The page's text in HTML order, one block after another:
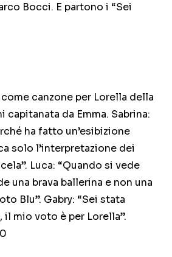
Bocci. E partono i “Sei
canzone per Lorella della
capitanata da Emma. Sabrina:
ha fatto un’esibizione
solo l’interpretazione dei
Luca: “Quando si vede
una brava ballerina e non una
Blu”. Gabry: “Sei stata
il mio voto è per Lorella”.